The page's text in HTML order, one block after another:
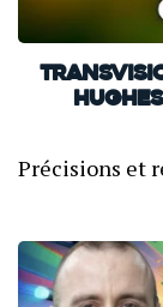
Précisions et